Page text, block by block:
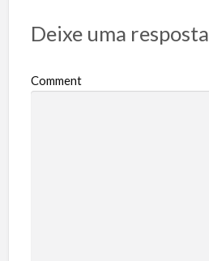
Deixe uma resposta
Comment